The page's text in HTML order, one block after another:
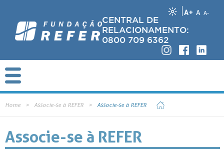
A+ A A-
CENTRAL DE
RELACIONAMENTO:
0800 709 6362
Home Associe-se à REFER Associe-se à REFER
Associe-se à REFER